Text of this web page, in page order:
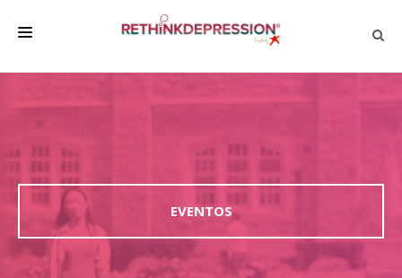
HABLAR CON LOS DEMÁS
BIENESTAR
FAMILIA Y AMIGOS
EMPRESA
EVENTOS